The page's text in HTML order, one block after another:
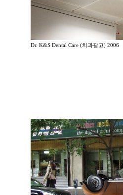
Dr. K&S Dental Care (치과광고) 2006